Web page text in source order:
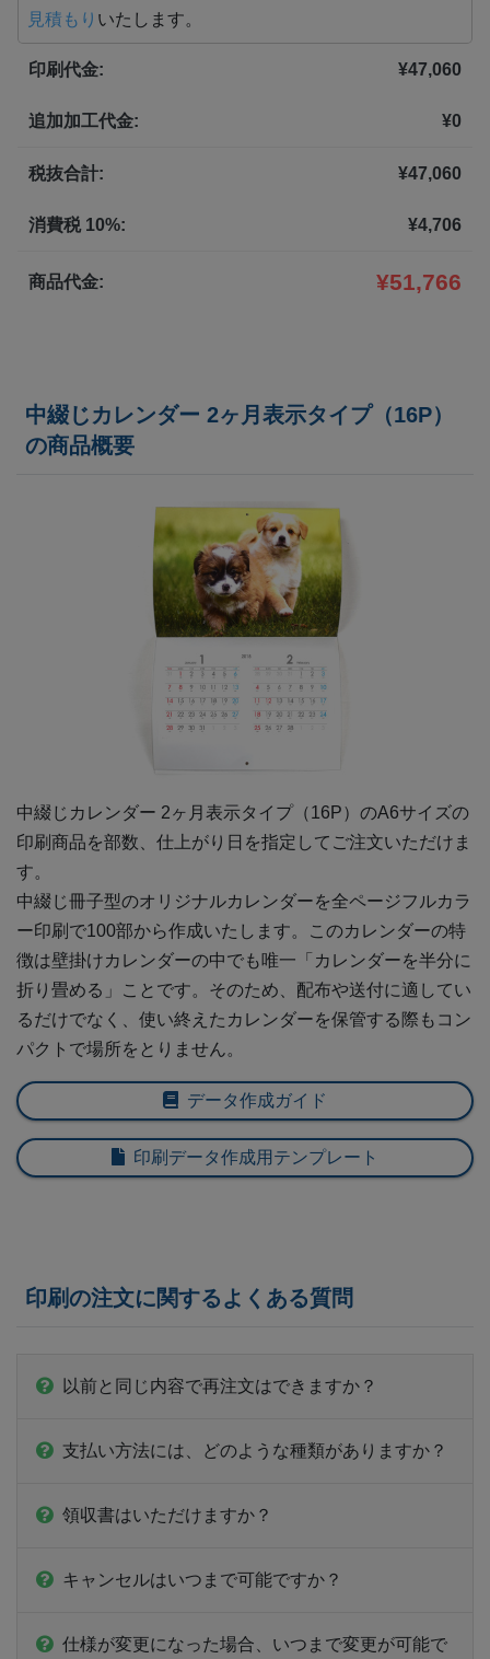
1,100部
1,200部 ¥ 76,648
1,300部 78,595
1,400部 ¥ 80,410
1,500部 ¥ 82,643
1,600部
1,900部 ¥ 89,859
2,000部
見積もり いたします。
印刷代金: ¥47,060
追加加工代金: ¥0
税抜合計: ¥47,060
消費税 10%: ¥4,706
商品代金: ¥51,766
中綴じカレンダー 2ヶ月表示タイプ（16P）
の商品概要
中綴じカレンダー 2ヶ月表示タイプ（16P）のA6サイズの
印刷商品を部数、仕上がり日を指定してご注文いただけま
す。
中綴じ冊子型のオリジナルカレンダーを全ページフルカラ
ー印刷で100部から作成いたします。このカレンダーの特
徴は壁掛けカレンダーの中でも唯一「カレンダーを半分に
折り畳める」ことです。そのため、配布や送付に適してい
るだけでなく、使い終えたカレンダーを保管する際もコン
パクトで場所をとりません。
データ作成ガイド
印刷データ作成用テンプレート
印刷の注文に関するよくある質問
以前と同じ内容で再注文はできますか？
支払い方法には、どのような種類がありますか？
領収書はいただけますか？
キャンセルはいつまで可能ですか？
仕様が変更になった場合、いつまで変更が可能で